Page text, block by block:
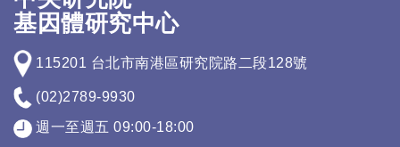
基因體研究中心
115201 台北市南港區研究院路二段128號
(02)2789-9930
週一至週五 09:00-18:00